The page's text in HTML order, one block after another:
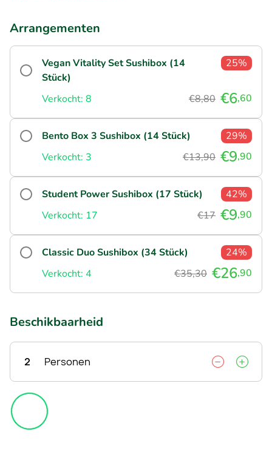
Arrangementen
Vegan Vitality Set Sushibox (14
Stück)
25%
Verkocht: 8 €8,80 €6,60
Bento Box 3 Sushibox (14 Stück)
29%
Verkocht: 3
€13,90 €9,90
Student Power Sushibox (17 Stück)
42%
Verkocht: 17
€17 €9,90
Classic Duo Sushibox (34 Stück)
24%
Verkocht: 4
€35,30 €26,90
Beschikbaarheid
2 Personen